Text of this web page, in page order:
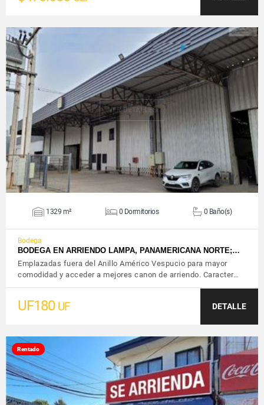
VER DETALLES
1329 m² 0 Dormitorios 0 Baño(s)
Bodega
BODEGA EN ARRIENDO LAMPA, PANAMERICANA NORTE;…
Emplazadas fuera del Anillo Américo Vespucio para mayor
comodidad y acceder a mejores canon de arriendo. Caracter…
UF180 UF DETALLE
Rentado